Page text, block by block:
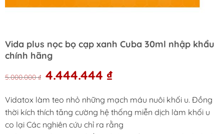
Vida plus nọc bọ cạp xanh Cuba 30ml nhập khẩu
chính hãng
5.000.000₫ Original
price
5.000.000 ₫.
4.444.444 ₫Current
4.444.444 ₫.
Vidatox làm teo nhỏ những mạch máu nuôi khối u. Đồng
thời kích thích tăng cường hệ thống miễn dịch làm khối u
co lại Các nghiên cứu chỉ ra rằng